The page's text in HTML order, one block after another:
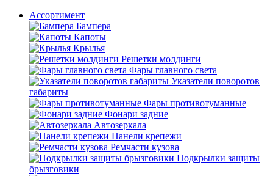
Ассортимент
Бампера
Капоты
Крылья
Решетки молдинги
Фары главного света
Указатели поворотов
габариты
Фары противотуманные
Фонари задние
Автозеркала
Панели крепежи
Ремчасти кузова
Подкрылки защиты
брызговики